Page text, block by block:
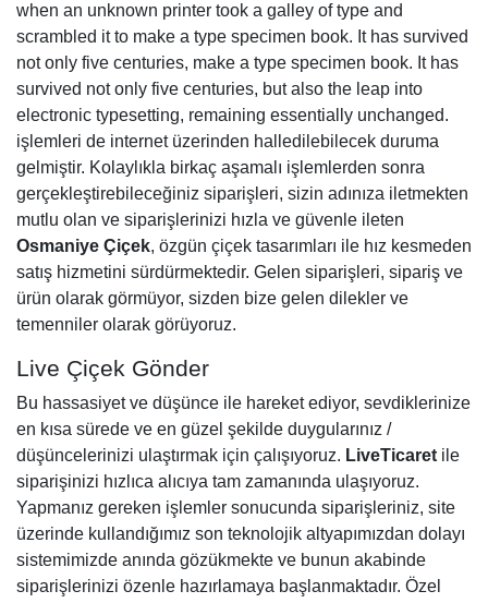
when an unknown printer took a galley of type and
scrambled it to make a type specimen book. It has survived
not only five centuries, make a type specimen book. It has
survived not only five centuries, but also the leap into
electronic typesetting, remaining essentially unchanged.
işlemleri de internet üzerinden halledilebilecek duruma
gelmiştir. Kolaylıkla birkaç aşamalı işlemlerden sonra
gerçekleştirebileceğiniz siparişleri, sizin adınıza iletmekten
mutlu olan ve siparişlerinizi hızla ve güvenle ileten
Osmaniye Çiçek, özgün çiçek tasarımları ile hız kesmeden
satış hizmetini sürdürmektedir. Gelen siparişleri, sipariş ve
ürün olarak görmüyor, sizden bize gelen dilekler ve
temenniler olarak görüyoruz.
Live Çiçek Gönder
Bu hassasiyet ve düşünce ile hareket ediyor, sevdiklerinize
en kısa sürede ve en güzel şekilde duygularınız /
düşüncelerinizi ulaştırmak için çalışıyoruz. LiveTicaret ile
siparişinizi hızlıca alıcıya tam zamanında ulaşıyoruz.
Yapmanız gereken işlemler sonucunda siparişleriniz, site
üzerinde kullandığımız son teknolojik altyapımızdan dolayı
sistemimizde anında gözükmekte ve bunun akabinde
siparişlerinizi özenle hazırlamaya başlanmaktadır. Özel